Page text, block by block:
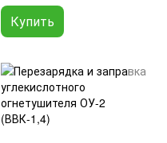
Купить